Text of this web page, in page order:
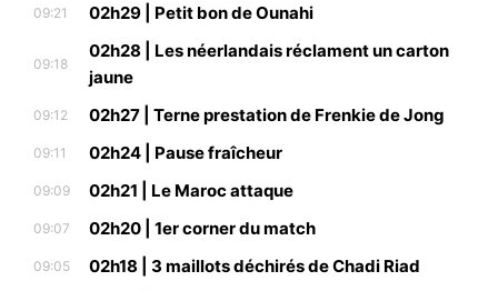
09:21 02h29 | Petit bon de Ounahi
09:18
02h28 | Les néerlandais réclament un carton
jaune
09:12 02h27 | Terne prestation de Frenkie de Jong
09:11 02h24 | Pause fraîcheur
09:09 02h21 | Le Maroc attaque
09:07 02h20 | 1er corner du match
09:05 02h18 | 3 maillots déchirés de Chadi Riad